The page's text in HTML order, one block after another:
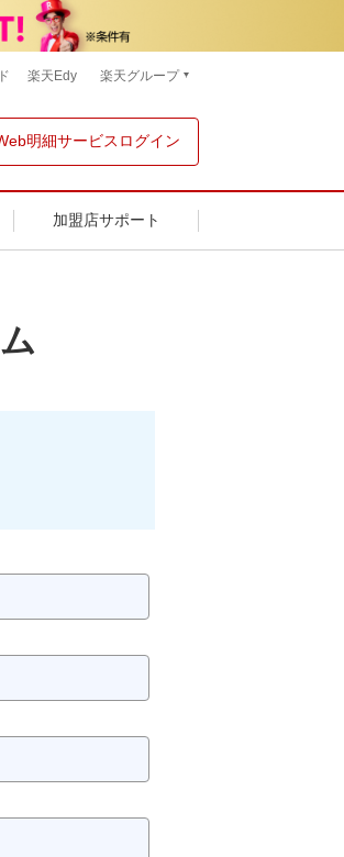
楽天Edy 楽天グループ
明細サービスログイン
加盟店サポート